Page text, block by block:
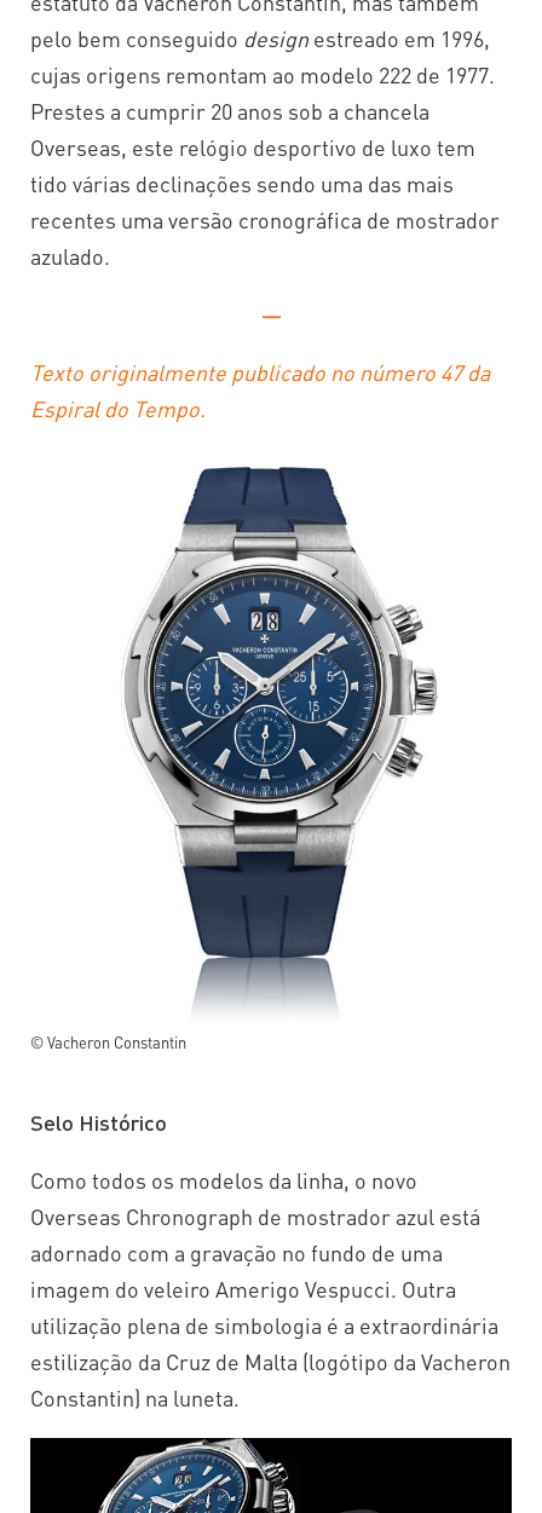
pelo bem conseguido design estreado em 1996,
cujas origens remontam ao modelo 222 de 1977.
Prestes a cumprir 20 anos sob a chancela
Overseas, este relógio desportivo de luxo tem
tido várias declinações sendo uma das mais
recentes uma versão cronográfica de mostrador
azulado.
—
Texto originalmente publicado no número 47 da
Espiral do Tempo.
© Vacheron Constantin
Selo Histórico
Como todos os modelos da linha, o novo
Overseas Chronograph de mostrador azul está
adornado com a gravação no fundo de uma
imagem do veleiro­­­­­­­­ Amerigo Vespucci. Outra
utilização plena de simbologia é a extraordinária
estilização da Cruz de Malta (logótipo da Vacheron
Constantin) na luneta.